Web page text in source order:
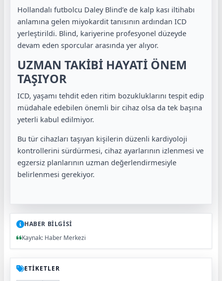
Hollandalı futbolcu Daley Blind’e de kalp kası iltihabı
anlamına gelen miyokardit tanısının ardından ICD
yerleştirildi. Blind, kariyerine profesyonel düzeyde
devam eden sporcular arasında yer alıyor.
UZMAN TAKİBİ HAYATİ ÖNEM
TAŞIYOR
ICD, yaşamı tehdit eden ritim bozukluklarını tespit edip
müdahale edebilen önemli bir cihaz olsa da tek başına
yeterli kabul edilmiyor.
Bu tür cihazları taşıyan kişilerin düzenli kardiyoloji
kontrollerini sürdürmesi, cihaz ayarlarının izlenmesi ve
egzersiz planlarının uzman değerlendirmesiyle
belirlenmesi gerekiyor.
HABER BİLGİSİ
Kaynak: Haber Merkezi
ETİKETLER